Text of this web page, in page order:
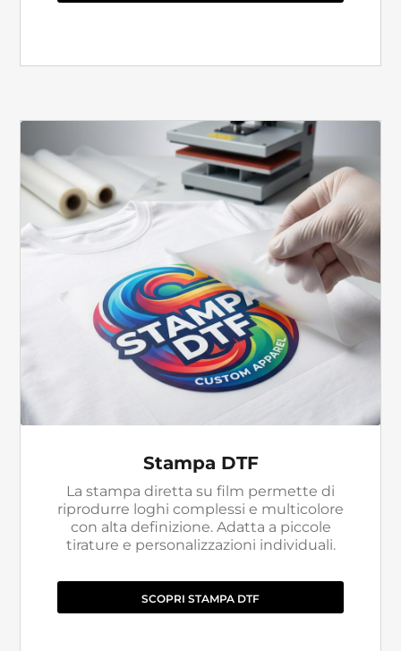
Stampa DTF
La stampa diretta su film permette di
riprodurre loghi complessi e multicolore
con alta definizione. Adatta a piccole
tirature e personalizzazioni individuali.
SCOPRI STAMPA DTF